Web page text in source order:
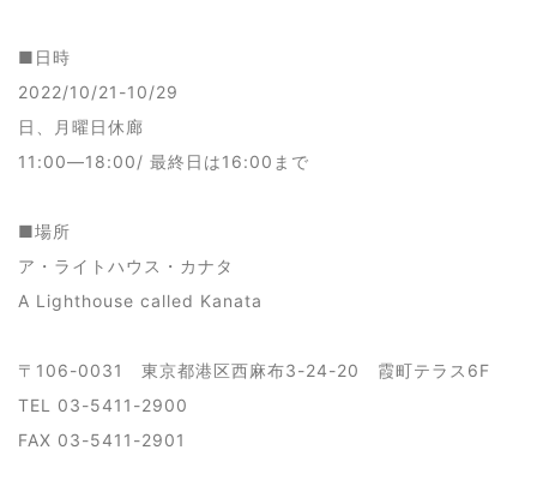
■日時
2022/10/21-10/29
日、月曜日休廊
11:00―18:00/ 最終日は16:00まで
■場所
ア・ライトハウス・カナタ
A Lighthouse called Kanata
〒106-0031 東京都港区西麻布3-24-20 霞町テラス6F
TEL 03-5411-2900
FAX 03-5411-2901